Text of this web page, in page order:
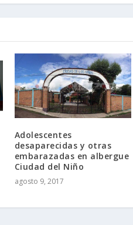
Adolescentes
desaparecidas y otras
embarazadas en albergue
Ciudad del Niño
agosto 9, 2017